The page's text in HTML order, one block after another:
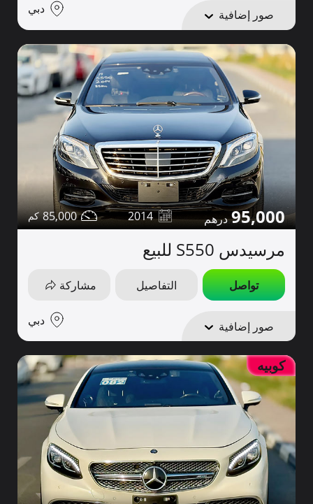
صور إضافية دبي
95,000
2014
85,000
مرسيدس S550 للبيع
تواصل التفاصيل مشاركة
صور إضافية دبي
كوبيه